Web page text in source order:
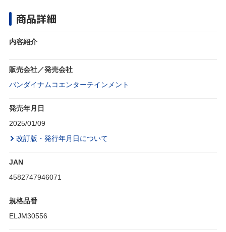
商品詳細
内容紹介
販売会社／発売会社
バンダイナムコエンターテインメント
発売年月日
2025/01/09
改訂版・発行年月日について
JAN
4582747946071
規格品番
ELJM30556